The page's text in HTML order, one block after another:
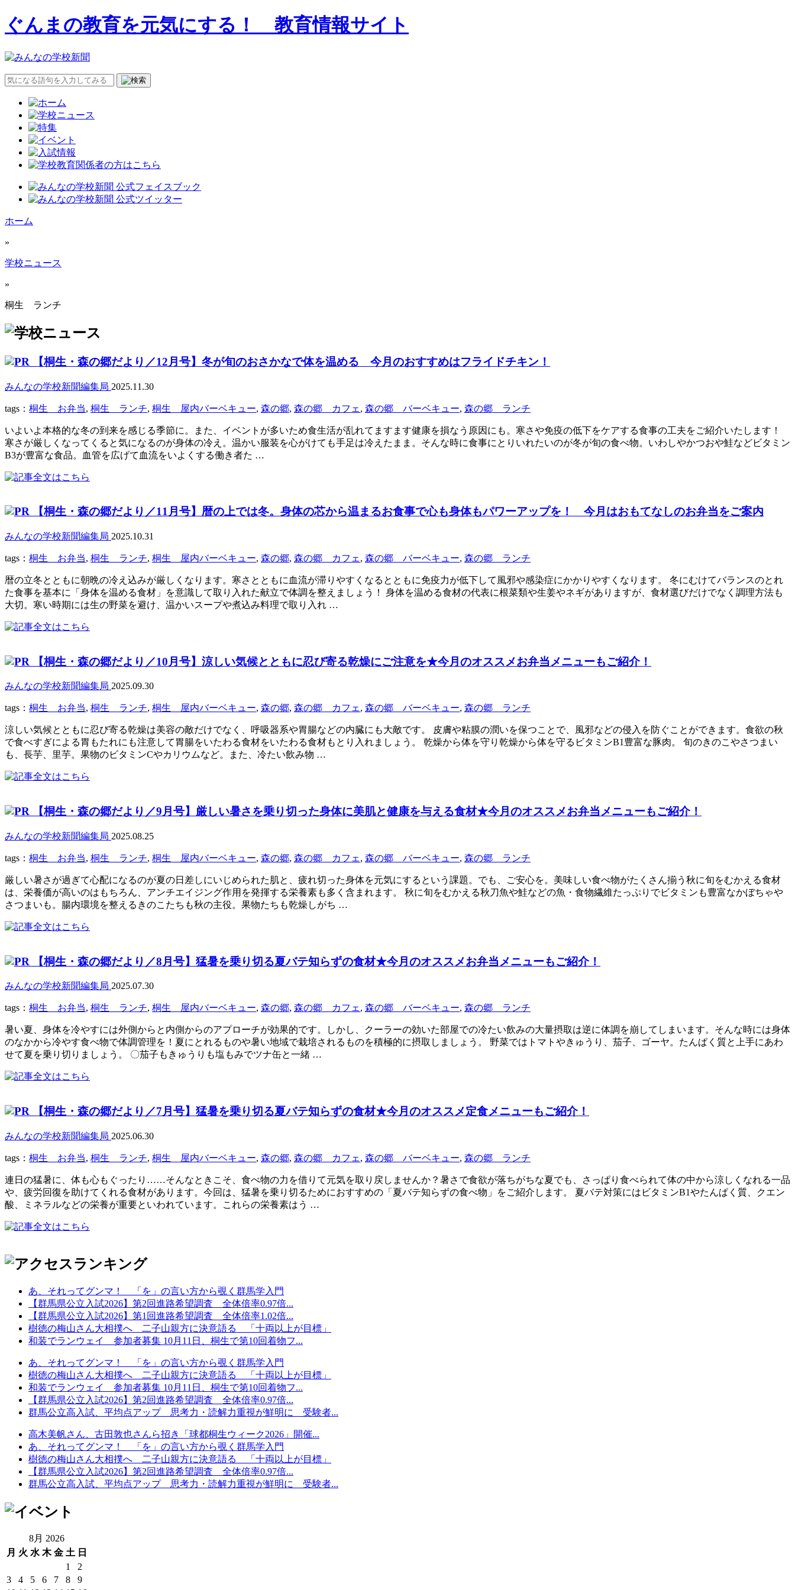
ぐんまの教育を元気にする！ 教育情報サイト
ホーム
»
学校ニュース
»
桐生 ランチ
【桐生・森の郷だより／12月号】冬が旬のおさかなで体を温める 今月のおすすめはフライドチキン！
みんなの学校新聞編集局 2025.11.30
tags： 桐生 お弁当, 桐生 ランチ, 桐生 屋内バーベキュー, 森の郷, 森の郷 カフェ , 森の郷 バーベキュー, 森の郷 ランチ
いよいよ本格的な冬の到来を感じる季節に。また、イベントが多いため食生活が乱れてますます健康を損なう原因にも。寒さや免疫の低下をケアする食事の工夫をご紹介いたします！
寒さが厳しくなってくると気になるのが身体の冷え。温かい服装を心がけても手足は冷えたまま。そんな時に食事にとりいれたいのが冬が旬の食べ物。いわしやかつおや鮭などビタミン
B3が豊富な食品。血管を広げて血流をいよくする働き者た …
【桐生・森の郷だより／11月号】暦の上では冬。身体の芯から温まるお食事で心も身体もパワーアップを！ 今月はおもてなしのお弁当をご案内
みんなの学校新聞編集局 2025.10.31
tags： 桐生 お弁当, 桐生 ランチ, 桐生 屋内バーベキュー, 森の郷, 森の郷 カフェ , 森の郷 バーベキュー, 森の郷 ランチ
暦の立冬とともに朝晩の冷え込みが厳しくなります。寒さとともに血流が滞りやすくなるとともに免疫力が低下して風邪や感染症にかかりやすくなります。 冬にむけてバランスのとれ
た食事を基本に「身体を温める食材」を意識して取り入れた献立で体調を整えましょう！ 身体を温める食材の代表に根菜類や生姜やネギがありますが、食材選びだけでなく調理方法も
大切。寒い時期には生の野菜を避け、温かいスープや煮込み料理で取り入れ …
【桐生・森の郷だより／10月号】涼しい気候とともに忍び寄る乾燥にご注意を★今月のオススメお弁当メニューもご紹介！
みんなの学校新聞編集局 2025.09.30
tags： 桐生 お弁当, 桐生 ランチ, 桐生 屋内バーベキュー, 森の郷, 森の郷 カフェ , 森の郷 バーベキュー, 森の郷 ランチ
涼しい気候とともに忍び寄る乾燥は美容の敵だけでなく、呼吸器系や胃腸などの内臓にも大敵です。 皮膚や粘膜の潤いを保つことで、風邪などの侵入を防ぐことができます。食欲の秋
で食べすぎによる胃もたれにも注意して胃腸をいたわる食材をいたわる食材もとり入れましょう。 乾燥から体を守り乾燥から体を守るビタミンB1豊富な豚肉。 旬のきのこやさつまい
も、長芋、里芋。果物のビタミンCやカリウムなど。また、冷たい飲み物 …
【桐生・森の郷だより／9月号】厳しい暑さを乗り切った身体に美肌と健康を与える食材★今月のオススメお弁当メニューもご紹介！
みんなの学校新聞編集局 2025.08.25
tags： 桐生 お弁当, 桐生 ランチ, 桐生 屋内バーベキュー, 森の郷, 森の郷 カフェ , 森の郷 バーベキュー, 森の郷 ランチ
厳しい暑さが過ぎて心配になるのが夏の日差しにいじめられた肌と、疲れ切った身体を元気にするという課題。でも、ご安心を。美味しい食べ物がたくさん揃う秋に旬をむかえる食材
は、栄養価が高いのはもちろん、アンチエイジング作用を発揮する栄養素も多く含まれます。 秋に旬をむかえる秋刀魚や鮭などの魚・食物繊維たっぷりでビタミンも豊富なかぼちゃや
さつまいも。腸内環境を整えるきのこたちも秋の主役。果物たちも乾燥しがち …
【桐生・森の郷だより／8月号】猛暑を乗り切る夏バテ知らずの食材★今月のオススメお弁当メニューもご紹介！
みんなの学校新聞編集局 2025.07.30
tags： 桐生 お弁当, 桐生 ランチ, 桐生 屋内バーベキュー, 森の郷, 森の郷 カフェ , 森の郷 バーベキュー, 森の郷 ランチ
暑い夏、身体を冷やすには外側からと内側からのアプローチが効果的です。しかし、クーラーの効いた部屋での冷たい飲みの大量摂取は逆に体調を崩してしまいます。そんな時には身体
のなかから冷やす食べ物で体調管理を！夏にとれるものや暑い地域で栽培されるものを積極的に摂取しましょう。 野菜ではトマトやきゅうり、茄子、ゴーヤ。たんぱく質と上手にあわ
せて夏を乗り切りましょう。 〇茄子もきゅうりも塩もみでツナ缶と一緒 …
【桐生・森の郷だより／7月号】猛暑を乗り切る夏バテ知らずの食材★今月のオススメ定食メニューもご紹介！
みんなの学校新聞編集局 2025.06.30
tags： 桐生 お弁当, 桐生 ランチ, 桐生 屋内バーベキュー, 森の郷, 森の郷 カフェ , 森の郷 バーベキュー, 森の郷 ランチ
連日の猛暑に、体も心もぐったり……そんなときこそ、食べ物の力を借りて元気を取り戻しませんか？暑さで食欲が落ちがちな夏でも、さっぱり食べられて体の中から涼しくなれる一品
や、疲労回復を助けてくれる食材があります。今回は、猛暑を乗り切るためにおすすめの「夏バテ知らずの食べ物」をご紹介します。 夏バテ対策にはビタミンB1やたんぱく質、クエン
酸、ミネラルなどの栄養が重要といわれています。これらの栄養素はう …
あ、それってグンマ！ 「を」の言い方から覗く群馬学入門
【群馬県公立入試2026】第2回進路希望調査 全体倍率0.97倍...
【群馬県公立入試2026】第1回進路希望調査 全体倍率1.02倍...
樹徳の梅山さん大相撲へ 二子山親方に決意語る 「十両以上が目標」
和装でランウェイ 参加者募集 10月11日、桐生で第10回着物フ...
あ、それってグンマ！ 「を」の言い方から覗く群馬学入門
樹徳の梅山さん大相撲へ 二子山親方に決意語る 「十両以上が目標」
和装でランウェイ 参加者募集 10月11日、桐生で第10回着物フ...
【群馬県公立入試2026】第2回進路希望調査 全体倍率0.97倍...
群馬公立高入試、平均点アップ 思考力・読解力重視が鮮明に 受験者...
高木美帆さん、古田敦也さんら招き「球都桐生ウィーク2026」開催...
あ、それってグンマ！ 「を」の言い方から覗く群馬学入門
樹徳の梅山さん大相撲へ 二子山親方に決意語る 「十両以上が目標」
【群馬県公立入試2026】第2回進路希望調査 全体倍率0.97倍...
群馬公立高入試、平均点アップ 思考力・読解力重視が鮮明に 受験者...
8月 2026
月 火 水 木 金 土 日
1
2
3
4 5 6 7 8
9